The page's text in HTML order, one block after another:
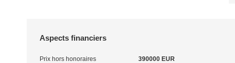
Aspects financiers
Prix hors honoraires 390000 EUR